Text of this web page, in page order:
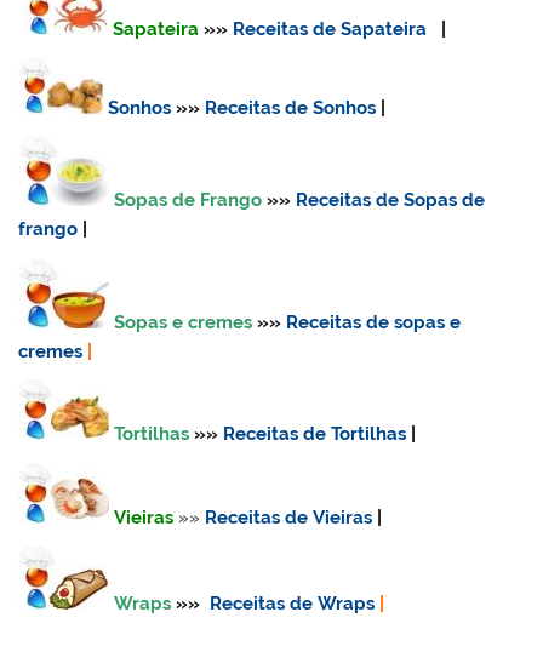
Sapateira »» Receitas de Sapateira
Sonhos »» Receitas de Sonhos
Sopas de Frango »» Receitas de Sopas de
frango
Sopas e cremes »» Receitas de sopas e
cremes
Tortilhas »» Receitas de Tortilhas
Vieiras »» Receitas de Vieiras
Wraps »» Receitas de Wraps